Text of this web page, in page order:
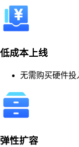
低成本上线
无需购买硬件投
弹性扩容